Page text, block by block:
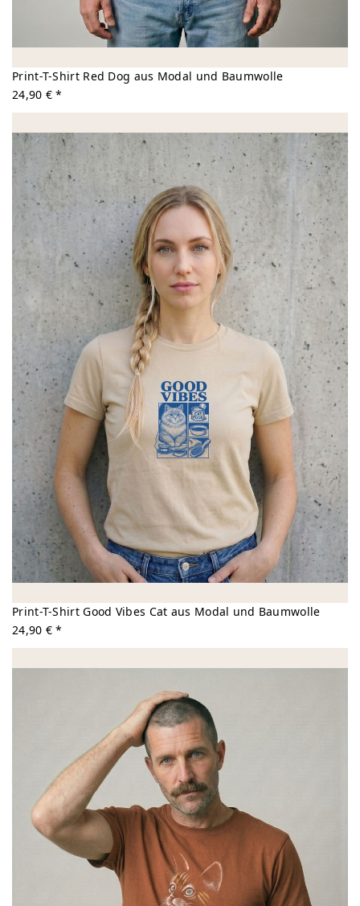
Print-T-Shirt Red Dog aus Modal und Baumwolle
24,90 € *
Print-T-Shirt Good Vibes Cat aus Modal und Baumwolle
24,90 € *